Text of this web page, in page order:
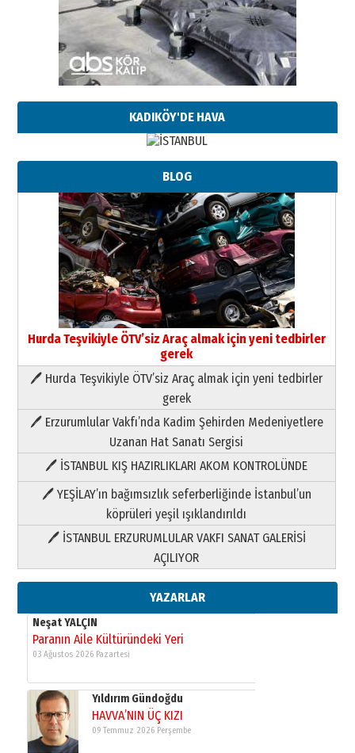
KADIKÖY'DE HAVA
BLOG
Hurda Teşvikiyle ÖTV’siz Araç almak için yeni tedbirler
gerek
🖊 Hurda Teşvikiyle ÖTV’siz Araç almak için yeni tedbirler
gerek
🖊 Erzurumlular Vakfı’nda Kadim Şehirden Medeniyetlere
Uzanan Hat Sanatı Sergisi
🖊 İSTANBUL KIŞ HAZIRLIKLARI AKOM KONTROLÜNDE
🖊 YEŞİLAY’ın bağımsızlık seferberliğinde İstanbul’un
köprüleri yeşil ışıklandırıldı
🖊 İSTANBUL ERZURUMLULAR VAKFI SANAT GALERİSİ
AÇILIYOR
YAZARLAR
Paranın Aile Kültüründeki Yeri
03 Ağustos 2026 Pazartesi
Yıldırım Gündoğdu
HAVVA’NIN ÜÇ KIZI
09 Temmuz 2026 Perşembe
Yusuf POLAT
Şampiyonluk Sebahattin Şirin’e
yazar
11 Mayıs 2026 Pazartesi
Neşat YALÇIN
Paranın Aile Kültüründeki Yeri
03 Ağustos 2026 Pazartesi
Yıldırım Gündoğdu
HAVVA’NIN ÜÇ KIZI
09 Temmuz 2026 Perşembe